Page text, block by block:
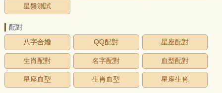
星盤測試
配對
八字合婚
QQ配對 星座配對
生肖配對 名字配對 血型配對
星座血型 生肖血型 星座生肖